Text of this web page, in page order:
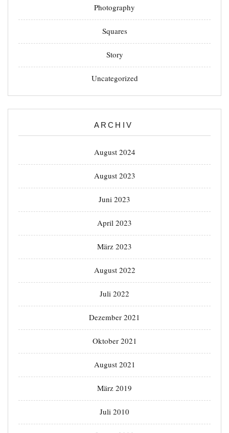
Photography
Squares
Story
Uncategorized
ARCHIV
August 2024
August 2023
Juni 2023
April 2023
März 2023
August 2022
Juli 2022
Dezember 2021
Oktober 2021
August 2021
März 2019
Juli 2010